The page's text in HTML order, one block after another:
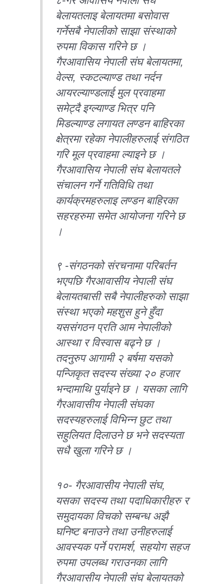
बेलायतलाइ बेलायतमा बसोवास
गर्नेसबै नेपालीको साझा संस्थाको
रुपमा विकास गरिने छ ।
गैरआवासिय नेपाली संघ बेलायतमा,
वेल्स, स्कटल्याण्ड तथा नर्दन
आयरल्याण्डलाई मुल प्रवाहमा
समेट्दै इग्ल्याण्ड भित्र पनि
मिडल्याण्ड लगायत लण्डन बाहिरका
क्षेत्रमा रहेका नेपालीहरुलाई संगठित
गरि मूल प्रवाहमा ल्याइने छ ।
गैरआवासिय नेपाली संघ बेलायतले
संचालन गर्ने गतिविधि तथा
कार्यक्रमहरुलाइ लण्डन बाहिरका
सहरहरुमा समेत आयोजना गरिने छ
।
९ -संगठनको संरचनामा परिबर्तन
भएपछि गैरआवासीय नेपाली संघ
बेलायतबासी सबै नेपालीहरुको साझा
संस्था भएको महशुस हुने हुँदा
यससंगठन प्रति आम नेपालीको
आस्था र विस्वास बढ्ने छ ।
तदनुरुप आगामी २ बर्षमा यसको
पन्जिकृत सदस्य संख्या २० हजार
भन्दामाथि पुर्याइने छ । यसका लागि
गैरआवासीय नेपाली संघका
सदस्यहरुलाई विभिन्न छुट तथा
सहुलियत दिलाउने छ भने सदस्यता
सधै खुला गरिने छ ।
१०- गैरआवासीय नेपाली संघ,
यसका सदस्य तथा पदाधिकारीहरु र
समुदायका विचको सम्बन्ध अझै
घनिष्ट बनाउने तथा उनीहरुलाई
आवस्यक पर्ने परामर्श, सहयोग सहज
रुपमा उपलब्ध गराउनका लागि
गैरआवासीय नेपाली संघ बेलायतको